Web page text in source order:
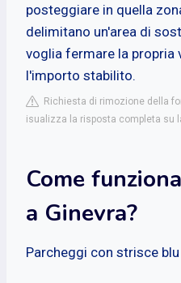
posteggiare in quella
delimitano un'area di
voglia fermare la propria
l'importo stabilito.
Richiesta di rimozione della
isualizza la risposta completa su
Come
a Ginevra?
Parcheggi con strisce blu